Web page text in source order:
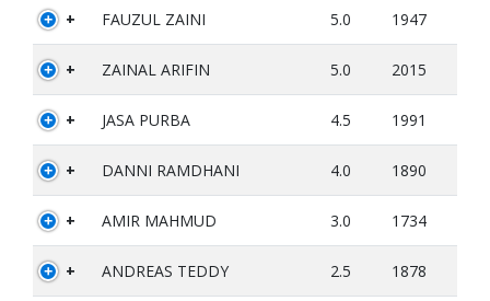
+ FAUZUL ZAINI 5.0 1947
+ ZAINAL ARIFIN 5.0 2015
+ JASA PURBA 4.5 1991
+ DANNI RAMDHANI 4.0 1890
+ AMIR MAHMUD 3.0 1734
+ ANDREAS TEDDY 2.5 1878